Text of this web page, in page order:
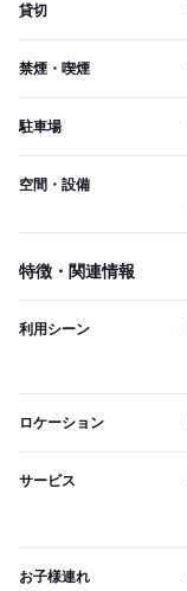
貸切
禁煙・喫煙
駐車場
空間・設備
特徴・関連情報
利用シーン
ロケーション
サービス
お子様連れ